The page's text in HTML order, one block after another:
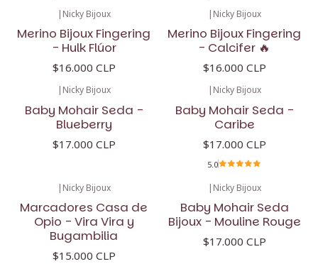
| Nicky Bijoux
Merino Bijoux Fingering
- Hulk Flúor
$16.000 CLP
| Nicky Bijoux
Merino Bijoux Fingering
- Calcifer 🔥
$16.000 CLP
| Nicky Bijoux
Baby Mohair Seda -
Blueberry
$17.000 CLP
| Nicky Bijoux
Baby Mohair Seda -
Caribe
$17.000 CLP
5.0
| Nicky Bijoux
Marcadores Casa de
Opio - Vira Vira y
Bugambilia
$15.000 CLP
| Nicky Bijoux
Baby Mohair Seda
Bijoux - Mouline Rouge
$17.000 CLP